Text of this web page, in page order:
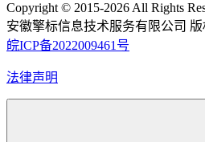
Copyright © 2015-2026 All Rights
安徽擎标信息技术服务有限公司 版
皖ICP备2022009461号
法律声明